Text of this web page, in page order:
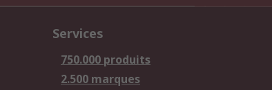
Services
750.000 produits
2.500 marques